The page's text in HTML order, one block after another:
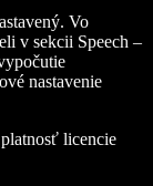
Vo
v sekcii Speech –
nastavenie
licencie